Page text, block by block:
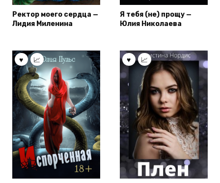
Ректор моего сердца —
Лидия Миленина
Я тебя (не) прощу —
Юлия Николаева